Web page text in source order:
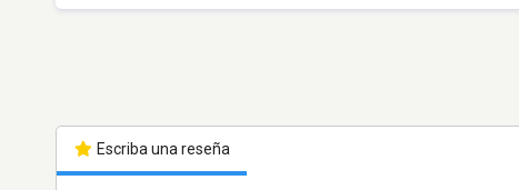
Escriba una reseña